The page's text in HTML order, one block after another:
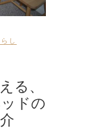
し
る、
ドの